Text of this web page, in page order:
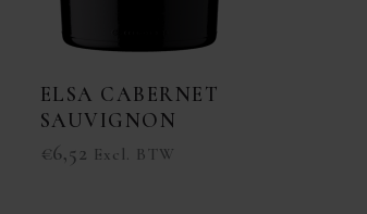
ELSA CABERNET
SAUVIGNON
€6,52 Excl. BTW